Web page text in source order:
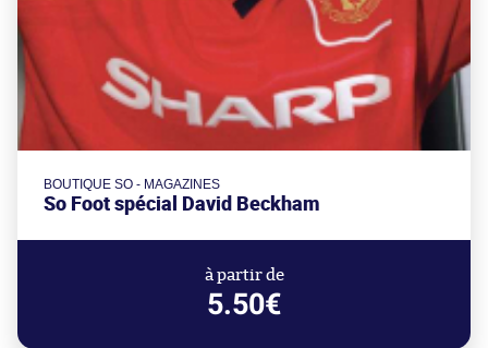
BOUTIQUE SO - MAGAZINES
So Foot spécial David Beckham
à partir de
5.50€